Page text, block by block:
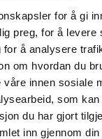
for å gi
preg, for å levere
for å analysere
om hvordan du
innen sosiale
som
du har gjort
inn gjennom